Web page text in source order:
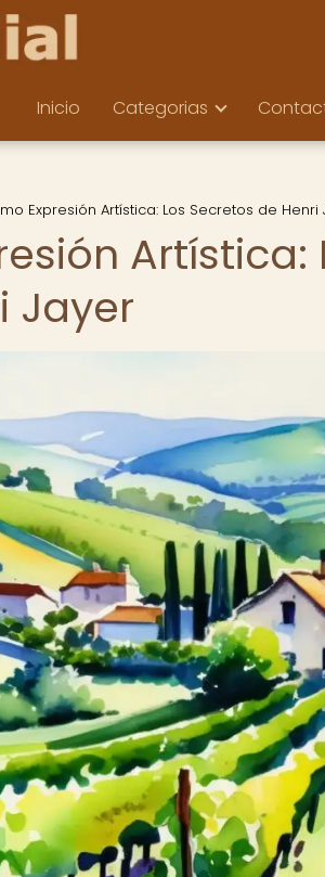
Inicio Categorias
Expresión Artística: Los Secretos de Henri
Artística:
Jayer